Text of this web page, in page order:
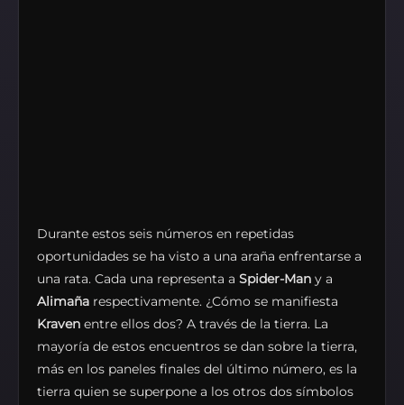
Durante estos seis números en repetidas
oportunidades se ha visto a una araña enfrentarse a
una rata. Cada una representa a Spider-Man y a
Alimaña respectivamente. ¿Cómo se manifiesta
Kraven entre ellos dos? A través de la tierra. La
mayoría de estos encuentros se dan sobre la tierra,
más en los paneles finales del último número, es la
tierra quien se superpone a los otros dos símbolos